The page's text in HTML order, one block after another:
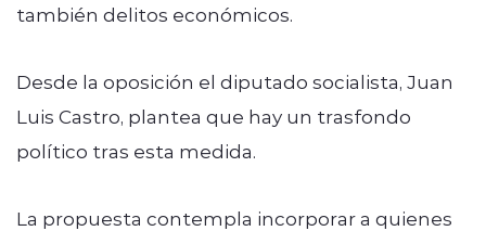
también delitos económicos.
Desde la oposición el diputado socialista, Juan
Luis Castro, plantea que hay un trasfondo
político tras esta medida.
La propuesta contempla incorporar a quienes